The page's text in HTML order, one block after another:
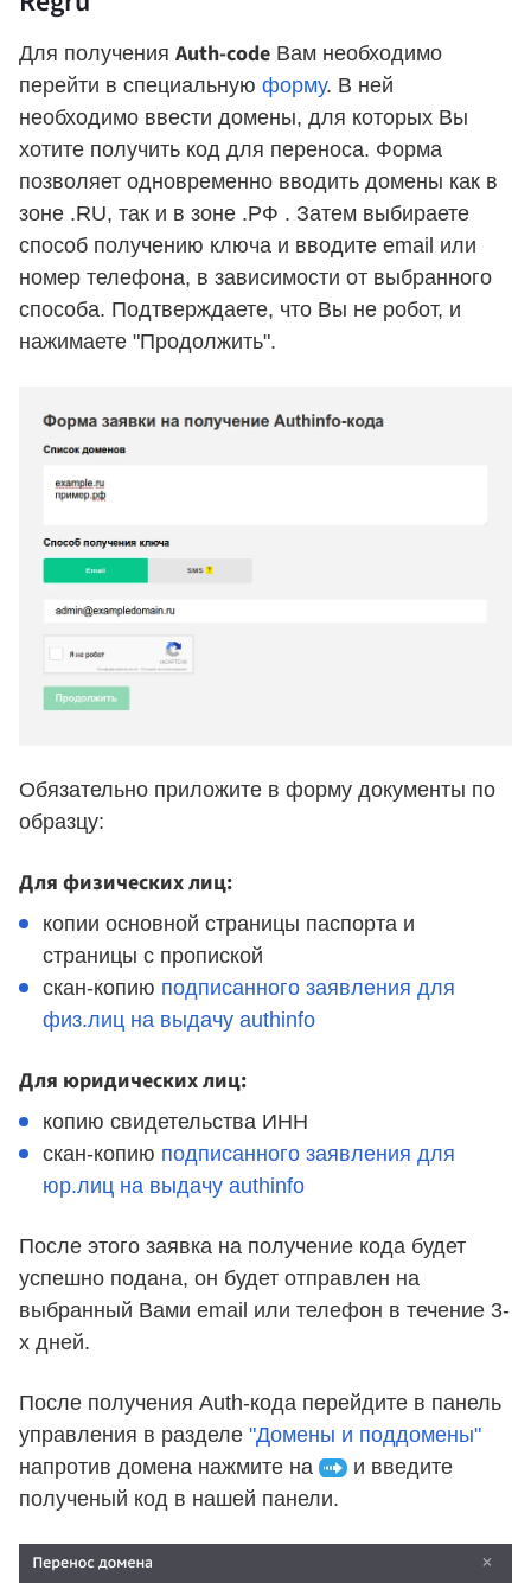
Для получения Auth-code Вам необходимо
перейти в специальную форму. В ней
необходимо ввести домены, для которых Вы
хотите получить код для переноса. Форма
позволяет одновременно вводить домены как в
зоне .RU, так и в зоне .РФ . Затем выбираете
способ получению ключа и вводите email или
номер телефона, в зависимости от выбранного
способа. Подтверждаете, что Вы не робот, и
нажимаете "Продолжить".
Обязательно приложите в форму документы по
образцу:
Для физических лиц:
копии основной страницы паспорта и
страницы с пропиской
скан-копию подписанного заявления для
физ.лиц на выдачу authinfo
Для юридических лиц:
копию свидетельства ИНН
скан-копию подписанного заявления для
юр.лиц на выдачу authinfo
После этого заявка на получение кода будет
успешно подана, он будет отправлен на
выбранный Вами email или телефон в течение 3-
х дней.
После получения Auth-кода перейдите в панель
управления в разделе "Домены и поддомены"
напротив домена нажмите на
и введите
полученый код в нашей панели.